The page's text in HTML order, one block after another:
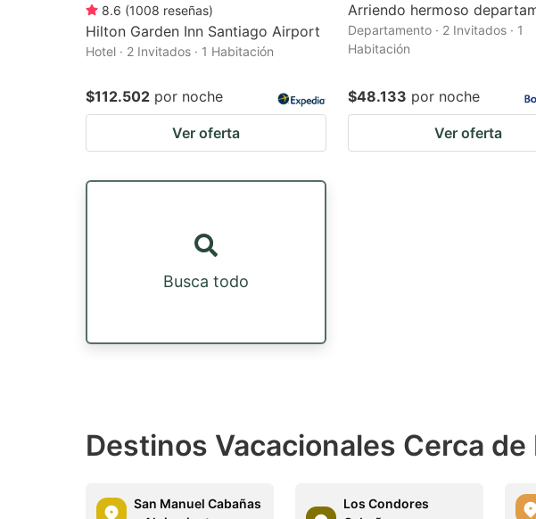
8.6 (1008 reseñas)
Hilton Garden Inn Santiago Airport
Hotel · 2 Invitados · 1 Habitación
$112.502 por noche
Ver oferta
Arriendo hermoso
Departamento · 2 Invitados · 1
Habitación
$48.133 por noche
Ver oferta
Busca todo
Destinos Vacacionales Cerca de
San Manuel Cabañas
Los Condores